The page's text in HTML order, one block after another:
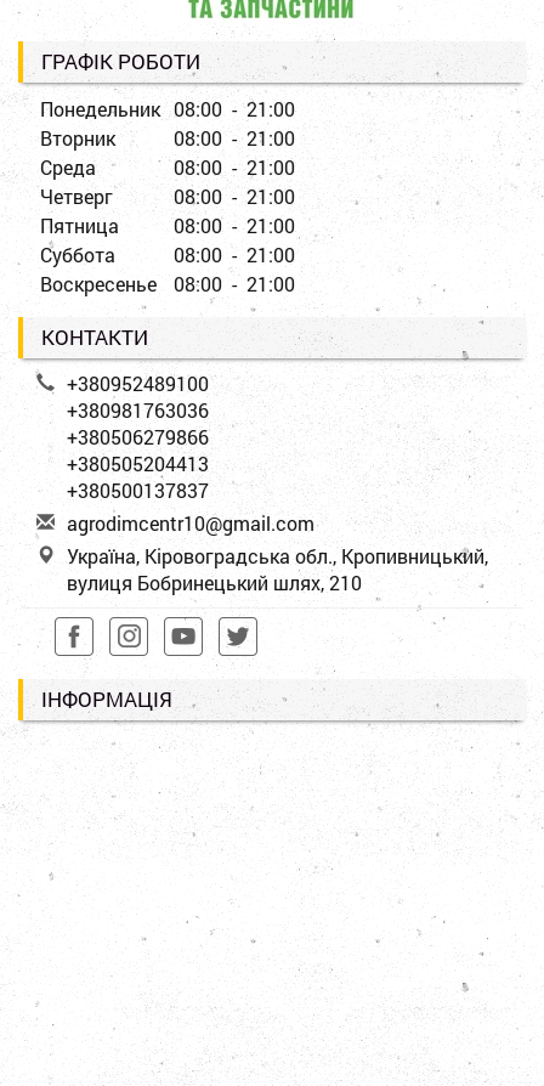
ГРАФІК РОБОТИ
Понедельник 08:00 - 21:00
Вторник
08:00 - 21:00
Среда
08:00 - 21:00
Четверг
08:00 - 21:00
Пятница
08:00 - 21:00
Суббота
08:00 - 21:00
Воскресенье
08:00 - 21:00
КОНТАКТИ
+380952489100
+380981763036
+380506279866
+380505204413
+380500137837
agrodimcentr10@gmail.com
Україна, Кіровоградська обл., Кропивницький,
вулиця Бобринецький шлях, 210
ІНФОРМАЦІЯ